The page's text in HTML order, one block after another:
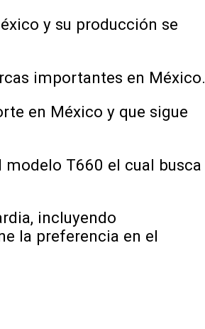
y su producción se
importantes en México.
en México y que sigue
T660 el cual busca
incluyendo
la preferencia en el